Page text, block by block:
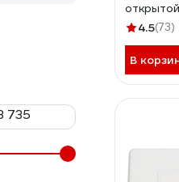
80мм х
4.5(73)
В